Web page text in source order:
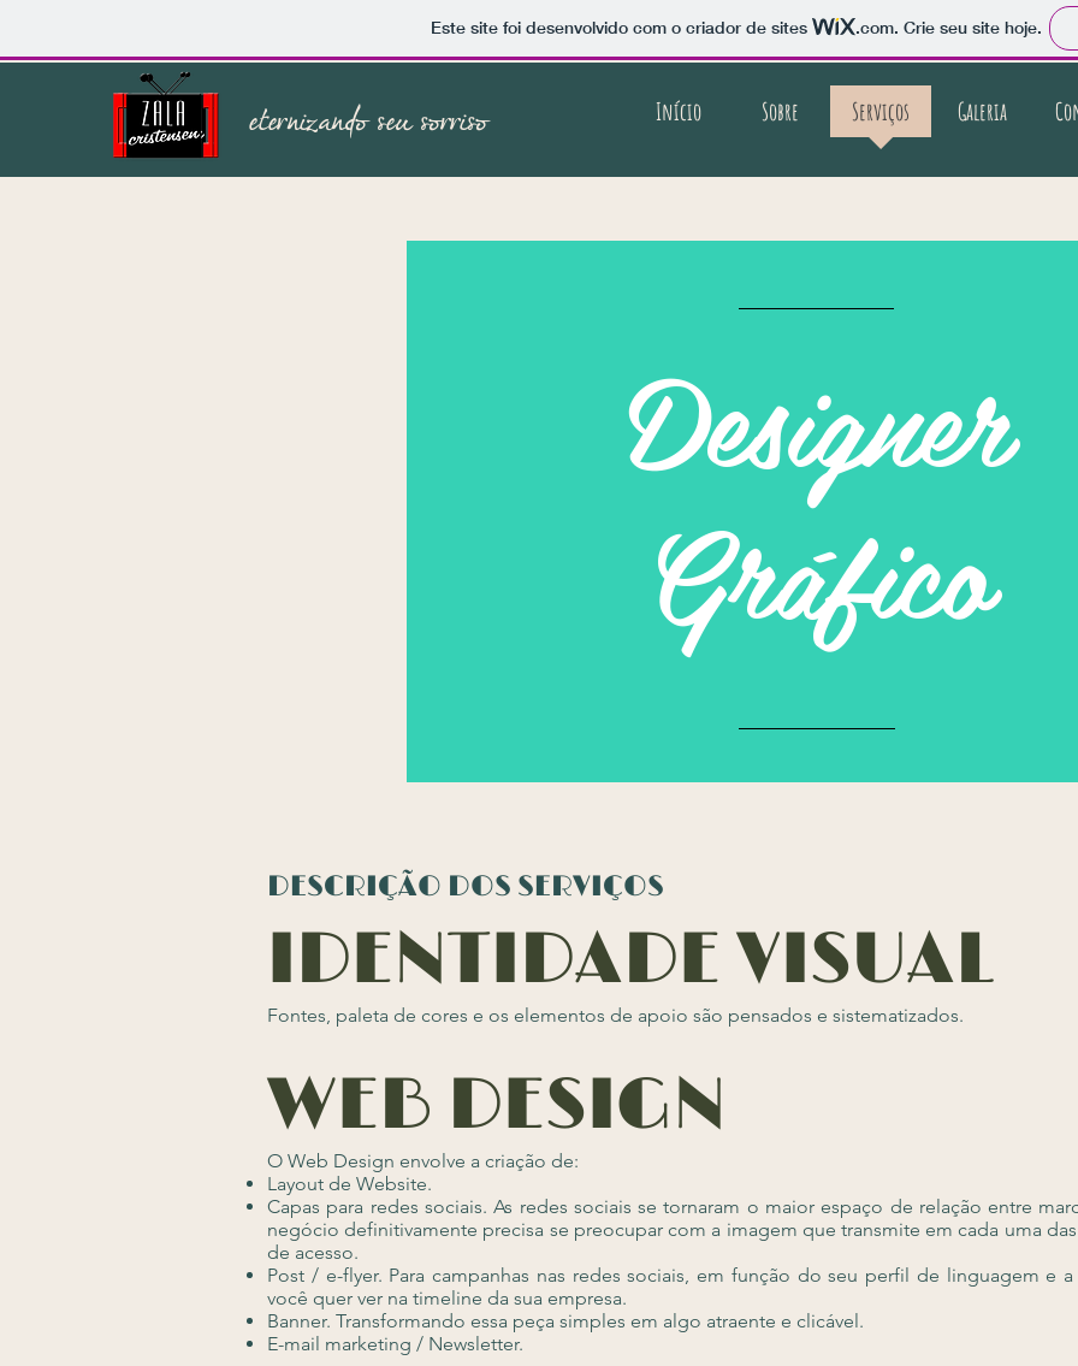
Este site foi desenvolvido com o criador de sites .com. Crie seu site hoje.
Designer
Gráfico
DESCRIÇÃO DOS SERVIÇOS
IDENTIDADE VISUAL
Fontes, paleta de cores e os elementos de apoio são pensados e sistematizados.
WEB DESIGN
O Web Design envolve a criação de:
Layout de Website.
Capas para redes sociais. As redes sociais se tornaram o maior espaço de relação entre
negócio definitivamente precisa se preocupar com a imagem que transmite em cada uma
de acesso.
Post / e-flyer. Para campanhas nas redes sociais, em função do seu perfil de linguagem e
você quer ver na timeline da sua empresa.
Banner. Transformando essa peça simples em algo atraente e clicável.
E-mail marketing / Newsletter.
Início Sobre Serviços Galeria
eternizando seu sorriso